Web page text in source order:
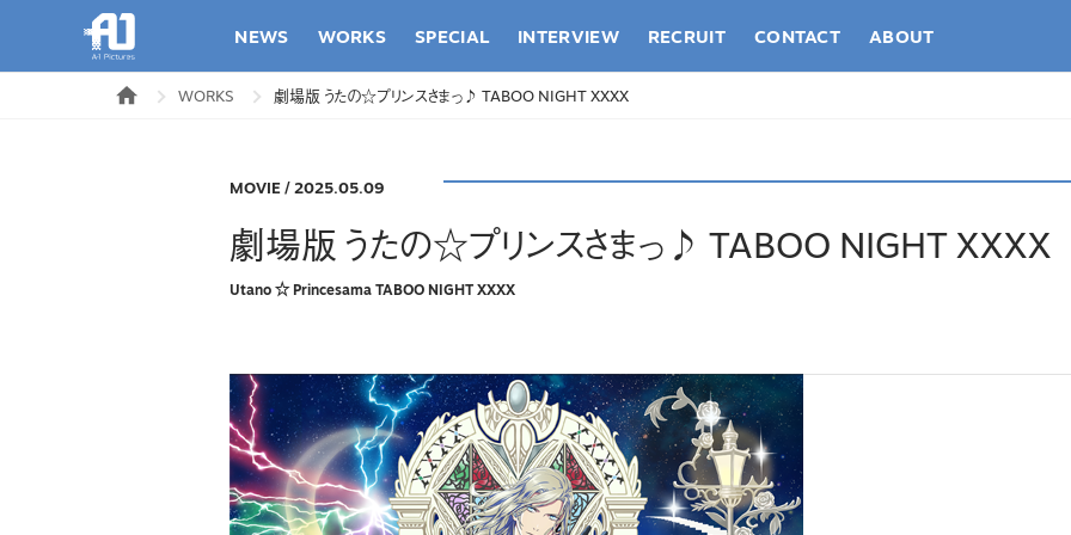
NEWS WORKS SPECIAL INTERVIEW RECRUIT CONTACT ABOUT
WORKS 劇場版 うたの☆プリンスさまっ♪ TABOO NIGHT XXXX
MOVIE/2025.05.09
劇場版 うたの☆プリンスさまっ♪ TABOO NIGHT XXXX
Utano ☆ Princesama TABOO NIGHT XXXX